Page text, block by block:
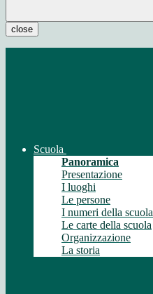
close
Scuola
Panoramica
Presentazione
I luoghi
Le persone
I numeri della scuola
Le carte della scuola
Organizzazione
La storia